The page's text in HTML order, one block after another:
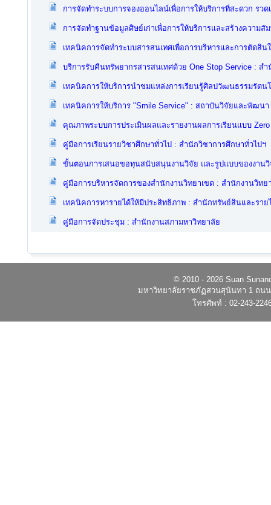
การจัดทำระบบการจองออนไลน์เพื่อการให้บริการที่สะดวก ร
การจัดทำฐานข้อมูลศิษย์เก่าเพื่อการให้บริการและสร้างควา
เทคนิคการจัดทำระบบสารสนเทศเพื่อการบริหารและการตัดสิ
บริการรับคืนทรัพยากรสารสนเทศด้วย One Stop Service : ส
เทคนิคการให้บริการนำชมแหล่งการเรียนรู้ศิลปวัฒนธรรมรัต
เทคนิคการให้บริการ "Smile Service" : สถาบันวิจัยและพัฒนา
คุณภาพระบบการประเมินผลและรายงานผลการเรียนแบบ
คู่มือการเรียนรายวิชาศึกษาทั่วไป : สำนักวิชาการศึกษาทั่วไปฯ
ขั้นตอนการเสนอขอทุนสนับสนุนงานวิจัย และรูปแบบของงาน
คู่มือการบริหารจัดการของสำนักงานวิทยาเขต : สำนักงานวิทย
เทคนิคการหารายได้ให้มีประสิทธิภาพ : สำนักทรัพย์สินและราย
คู่มือการจัดประชุม : สำนักงานสภามหาวิทยาลัย
© 2010 - 2026 Suan
มหาวิทยาลัยราชภัฏสวนสุนันทา 1 ถนน
โทรศัพท์ : 02-243-